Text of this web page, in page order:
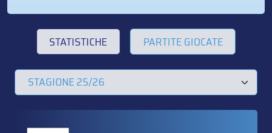
STATISTICHE PARTITE GIOCATE